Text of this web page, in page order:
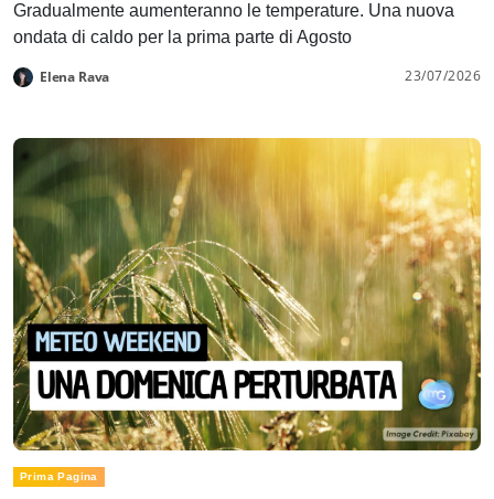
Gradualmente aumenteranno le temperature. Una nuova
ondata di caldo per la prima parte di Agosto
Elena Rava 23/07/2026
Prima Pagina